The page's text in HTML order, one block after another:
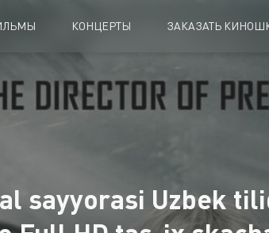
КОНЦЕРТЫ ЗАКАЗАТЬ
sayyorasi Uzbek